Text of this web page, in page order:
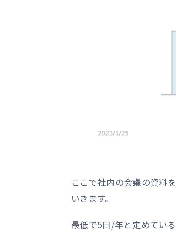
ここで社内の会議の資料
いきます。
最低で5日/年と定めてい